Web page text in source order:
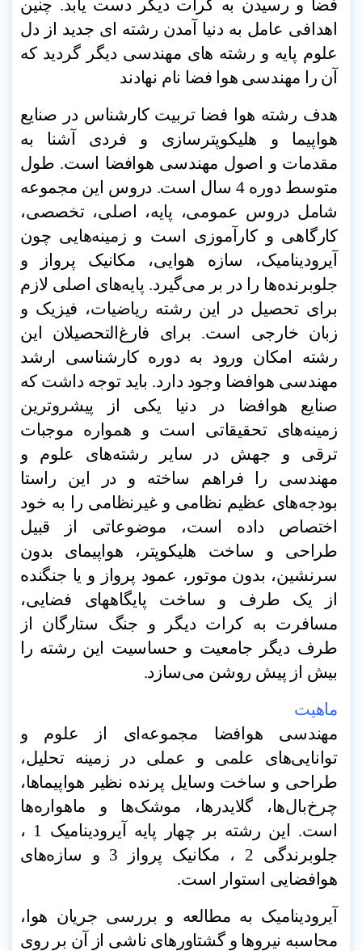
فضا و رسیدن به کرات دیگر دست یابد. چنین
اهدافی عامل به دنیا آمدن رشته ای جدید از دل
علوم پایه و رشته های مهندسی دیگر گردید که
آن را مهندسی هوا فضا نام نهادند
هدف رشته هوا فضا تربیت کارشناس در صنایع
هواپیما و هلیکوپترسازی و فردی آشنا به
مقدمات و اصول مهندسی هوافضا است. طول
متوسط دوره 4 سال است. دروس این مجموعه
شامل دروس عمومی، پایه، اصلی، تخصصی،
کارگاهی و کارآموزی است و زمینه‌هایی چون
آیرودینامیک، سازه هوایی، مکانیک پرواز و
جلوبرنده‌ها را در بر می‌گیرد. پایه‌های اصلی لازم
برای تحصیل در این رشته ریاضیات، فیزیک و
زبان خارجی است. برای فارغ‌التحصیلان این
رشته امکان ورود به دوره کارشناسی ارشد
مهندسی هوافضا وجود دارد. باید توجه داشت که
صنایع هوافضا در دنیا یکی از پیشروترین
زمینه‌های تحقیقاتی است و همواره موجبات
ترقی و جهش در سایر رشته‌های علوم و
مهندسی را فراهم ساخته و در این راستا
بودجه‌های عظیم نظامی و غیرنظامی را به خود
اختصاص داده است، موضوعاتی از قبیل
طراحی و ساخت هلیکوپتر، هواپیمای بدون
سرنشین، بدون موتور، عمود پرواز و یا جنگنده
از یک طرف و ساخت پایگاههای فضایی،
مسافرت به کرات دیگر و جنگ ستارگان از
طرف دیگر جامعیت و حساسیت این رشته را
بیش از پیش روشن می‌سازد.
ماهیت
مهندسی هوافضا مجموعه‌ای از علوم و
توانایی‌های علمی و عملی در زمینه تحلیل،
طراحی و ساخت وسایل پرنده‌ نظیر هواپیماها،
چرخ‌بال‌ها، گلایدرها، موشک‌ها و ماهواره‌ها
است. این رشته بر چهار پایه آیرودینامیک 1 ،
جلوبرندگی 2 ، مکانیک پرواز 3 و سازه‌های
هوافضایی استوار است.
آیرودینامیک به مطالعه و بررسی جریان هوا،
محاسبه نیروها و گشتاورهای ناشی از آن بر روی